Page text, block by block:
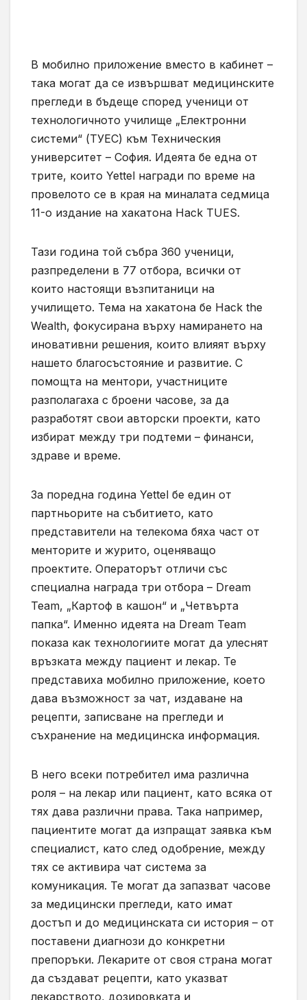
В мобилно приложение вместо в кабинет –
така могат да се извършват медицинските
прегледи в бъдеще според ученици от
технологичното училище „Електронни
системи“ (ТУЕС) към Техническия
университет – София. Идеята бе една от
трите, които Yettel награди по време на
провелото се в края на миналата седмица
11-о издание на хакатона Hack TUES.
Тази година той събра 360 ученици,
разпределени в 77 отбора, всички от
които настоящи възпитаници на
училището. Тема на хакатона бе Hack the
Wealth, фокусирана върху намирането на
иновативни решения, които влияят върху
нашето благосъстояние и развитие. С
помощта на ментори, участниците
разполагаха с броени часове, за да
разработят свои авторски проекти, като
избират между три подтеми – финанси,
здраве и време.
За поредна година Yettel бе един от
партньорите на събитието, като
представители на телекома бяха част от
менторите и журито, оценяващо
проектите. Операторът отличи със
специална награда три отбора – Dream
Team, „Картоф в кашон“ и „Четвърта
папка“. Именно идеята на Dream Team
показа как технологиите могат да улеснят
връзката между пациент и лекар. Те
представиха мобилно приложение, което
дава възможност за чат, издаване на
рецепти, записване на прегледи и
съхранение на медицинска информация.
В него всеки потребител има различна
роля – на лекар или пациент, като всяка от
тях дава различни права. Така например,
пациентите могат да изпращат заявка към
специалист, като след одобрение, между
тях се активира чат система за
комуникация. Те могат да запазват часове
за медицински прегледи, като имат
достъп и до медицинската си история – от
поставени диагнози до конкретни
препоръки. Лекарите от своя страна могат
да създават рецепти, като указват
лекарството, дозировката и